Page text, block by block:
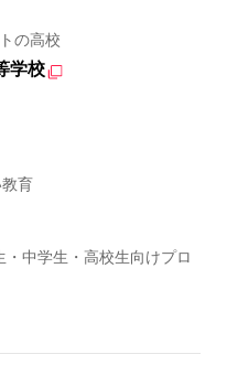
の高校
学校
育
中学生・高校生向けプロ